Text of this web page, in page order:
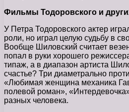
Фильмы Тодоровского и
У Петра Тодоровского актер
роли, но играл целую судьбу в
Вообще Шиловский считает
попал в руки хорошего
типаж, а в диапазон артиста
счастье? Три диаметрально
«Любимая женщина механика
полевой роман»,
разных человека.